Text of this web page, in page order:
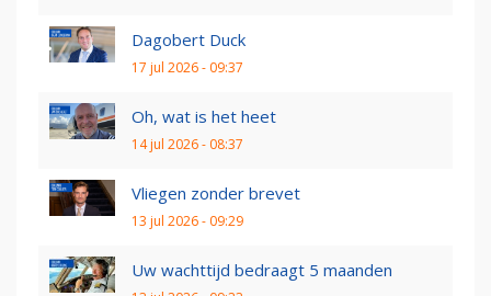
Dagobert Duck
17 jul 2026 - 09:37
Oh, wat is het heet
14 jul 2026 - 08:37
Vliegen zonder brevet
13 jul 2026 - 09:29
Uw wachttijd bedraagt 5 maanden